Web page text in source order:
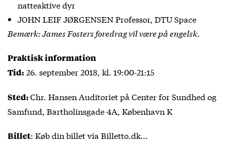
natteaktive dyr
JOHN LEIF JØRGENSEN Professor, DTU Space
Bemærk: James Fosters foredrag vil være på engelsk.
Praktisk information
Tid:26. september 2018, kl. 19:00-21:15
Sted:Chr. Hansen Auditoriet på Center for Sundhed og
Samfund, Bartholinsgade 4A, København K
Billet: Køb din billet via Billetto.dk…